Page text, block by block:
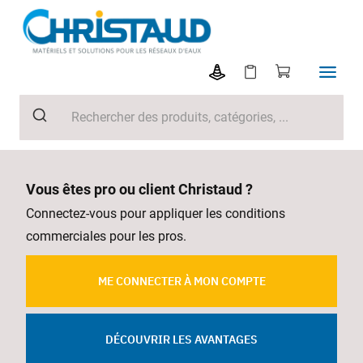
Vous êtes pro ou client Christaud ?
Connectez-vous pour appliquer les conditions
commerciales pour les pros.
ME CONNECTER À MON COMPTE
DÉCOUVRIR LES AVANTAGES